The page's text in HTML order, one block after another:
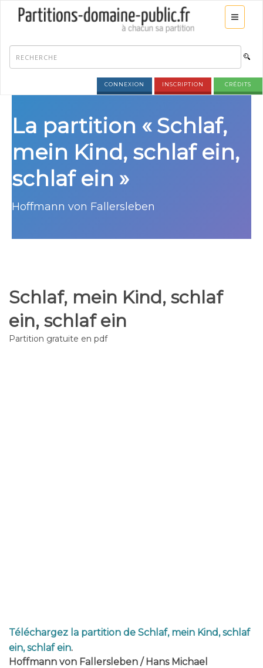
CONNEXION INSCRIPTION CRÉDITS
La partition « Schlaf,
mein Kind, schlaf ein,
schlaf ein »
Hoffmann von Fallersleben
Schlaf, mein Kind, schlaf
ein, schlaf ein
Partition gratuite en pdf
Téléchargez la partition de Schlaf, mein Kind, schlaf
ein, schlaf ein.
Hoffmann von Fallersleben / Hans Michael